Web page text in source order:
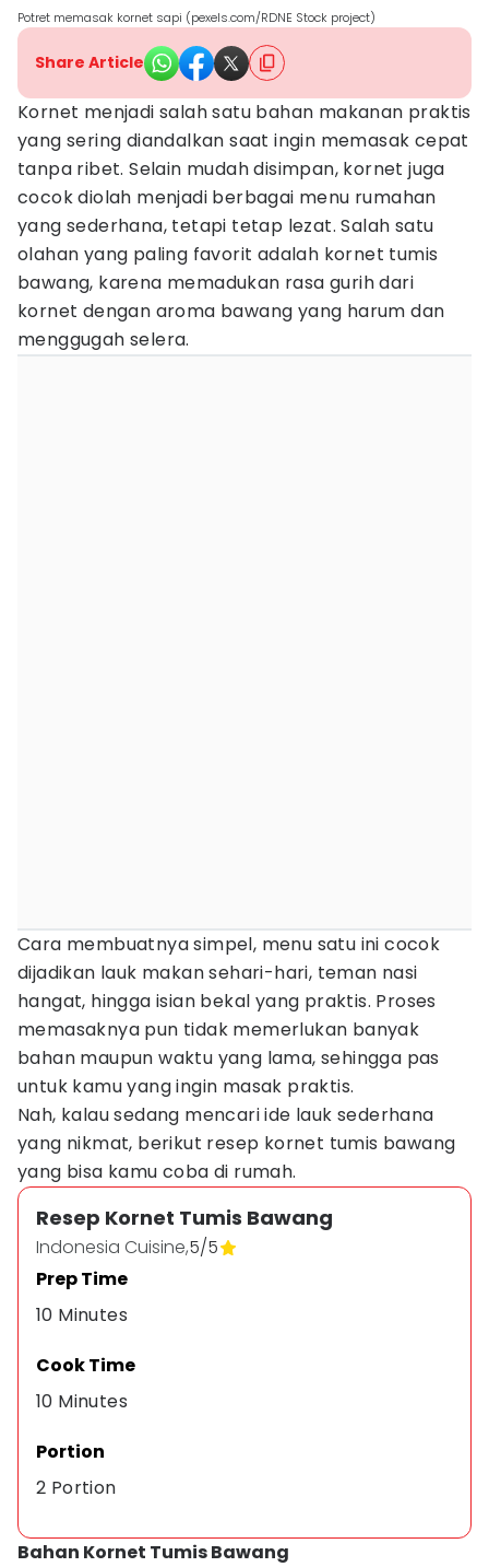
Potret memasak kornet sapi (pexels.com/RDNE Stock project)
Share Article
Kornet menjadi salah satu bahan makanan praktis
yang sering diandalkan saat ingin memasak cepat
tanpa ribet. Selain mudah disimpan, kornet juga
cocok diolah menjadi berbagai menu rumahan
yang sederhana, tetapi tetap lezat. Salah satu
olahan yang paling favorit adalah kornet tumis
bawang, karena memadukan rasa gurih dari
kornet dengan aroma bawang yang harum dan
menggugah selera.
Cara membuatnya simpel, menu satu ini cocok
dijadikan lauk makan sehari-hari, teman nasi
hangat, hingga isian bekal yang praktis. Proses
memasaknya pun tidak memerlukan banyak
bahan maupun waktu yang lama, sehingga pas
untuk kamu yang ingin masak praktis.
Nah, kalau sedang mencari ide lauk sederhana
yang nikmat, berikut resep kornet tumis bawang
yang bisa kamu coba di rumah.
Resep Kornet Tumis Bawang
Indonesia Cuisine,5/5
Prep Time
10 Minutes
Cook Time
10 Minutes
Portion
2 Portion
Bahan Kornet Tumis Bawang